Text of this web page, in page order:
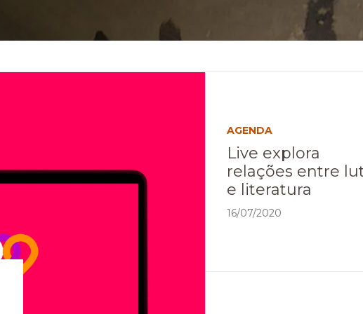
AGENDA
Live explora
relações entre
e literatura
16/07/2020